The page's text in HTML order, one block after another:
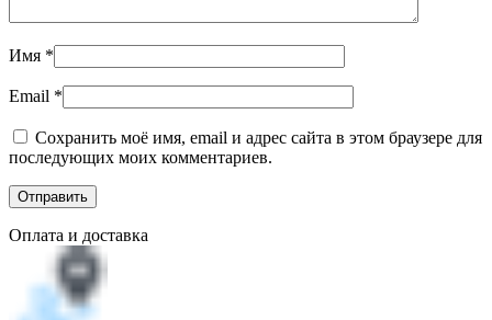
Имя *
Email *
Сохранить моё имя, email и адрес сайта в этом браузере для
последующих моих комментариев.
Оплата и доставка